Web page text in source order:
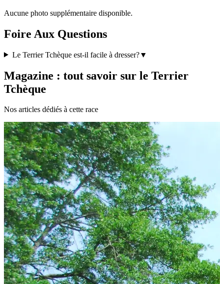
Aucune photo supplémentaire disponible.
Foire Aux Questions
Le Terrier Tchèque est-il facile à dresser?▼
Magazine : tout savoir sur le Terrier
Tchèque
Nos articles dédiés à cette race